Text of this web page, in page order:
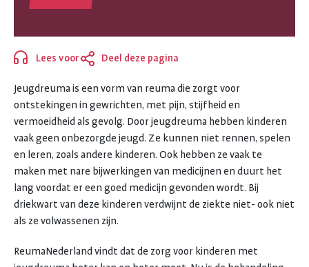
Lees voor Deel deze pagina
Sluiten
Jeugdreuma is een vorm van reuma die zorgt voor
ontstekingen in gewrichten, met pijn, stijfheid en
vermoeidheid als gevolg. Door jeugdreuma hebben kinderen
vaak geen onbezorgde jeugd. Ze kunnen niet rennen, spelen
en leren, zoals andere kinderen. Ook hebben ze vaak te
maken met nare bijwerkingen van medicijnen en duurt het
lang voordat er een goed medicijn gevonden wordt. Bij
driekwart van deze kinderen verdwijnt de ziekte niet- ook niet
als ze volwassenen zijn.
ReumaNederland vindt dat de zorg voor kinderen met